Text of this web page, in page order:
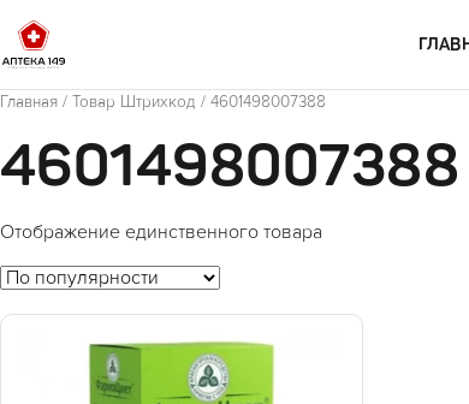
Главная / Товар Штрихкод / 4601498007388
4601498007388
Отображение единственного товара